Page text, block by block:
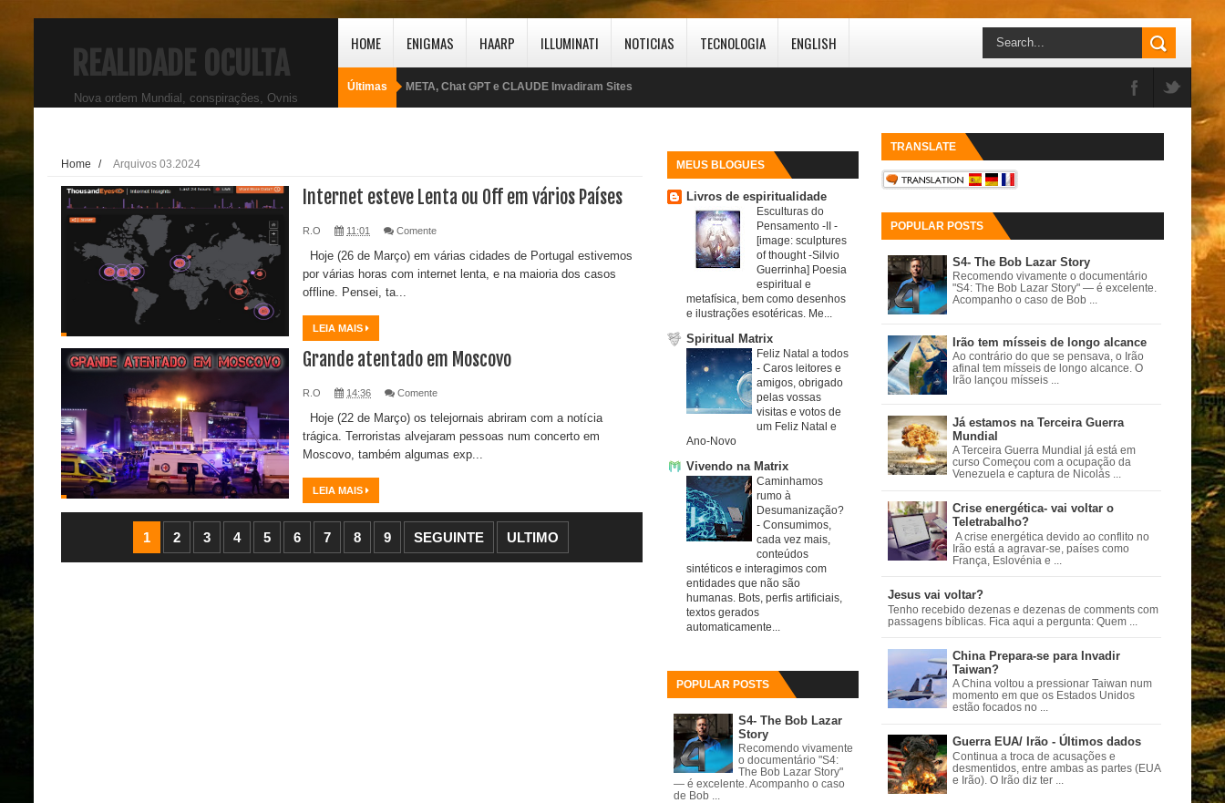
REALIDADE OCULTA
Nova ordem Mundial, conspirações, Ovnis
HOME ENIGMAS HAARP ILLUMINATI NOTICIAS TECNOLOGIA ENGLISH
Últimas META, Chat GPT e CLAUDE Invadiram Sites
Estado Islâmico usa drones com IA
Invasão de Espanha/ Marrocos Apoiou? Mais de 49.000
Alerta: Milhares de Marroquinos passam fronteira com Espanha
EUA estão a esgotar stock de Mísseis
Irão atingirá empresas Starlink
Grande movimento de Aviões militares americanos na Europa
Caça F-15 americano foi Derrubado por Drones em formação de Medusa
MEUS BLOGUES
Livros de espiritualidade
Esculturas do
Pensamento -II -
[image: sculptures
of thought -Silvio
Guerrinha] Poesia
espiritual e
metafísica, bem como desenhos
e ilustrações esotéricas. Me...
Spiritual Matrix
Feliz Natal a todos
- Caros leitores e
amigos, obrigado
pelas vossas
visitas e votos de
um Feliz Natal e
Ano-Novo
Vivendo na Matrix
Caminhamos
rumo à
Desumanização?
- Consumimos,
cada vez mais,
conteúdos
sintéticos e interagimos com
entidades que não são
humanas. Bots, perfis artificiais,
textos gerados
automaticamente...
POPULAR POSTS
S4- The Bob Lazar
Story
Recomendo vivamente
o documentário "S4:
The Bob Lazar Story"
— é excelente. Acompanho o caso
de Bob ...
Home / Arquivos 03.2024
Internet esteve Lenta ou Off em vários Países
R.O 11:01 Comente
Hoje (26 de Março) em várias cidades de Portugal estivemos
por várias horas com internet lenta, e na maioria dos casos
offline. Pensei, ta...
LEIA MAIS
Grande atentado em Moscovo
R.O 14:36 Comente
Hoje (22 de Março) os telejornais abriram com a notícia
trágica. Terroristas alvejaram pessoas num concerto em
Moscovo, também algumas exp...
LEIA MAIS
1 2 3 4 5 6 7 8 9 SEGUINTE ULTIMO
TRANSLATE
POPULAR POSTS
S4- The Bob Lazar Story
Recomendo vivamente o documentário
"S4: The Bob Lazar Story" — é excelente.
Acompanho o caso de Bob ...
Irão tem mísseis de longo alcance
Ao contrário do que se pensava, o Irão
afinal tem mísseis de longo alcance. O
Irão lançou mísseis ...
Já estamos na Terceira Guerra
Mundial
A Terceira Guerra Mundial já está em
curso Começou com a ocupação da
Venezuela e captura de Nicolás ...
Crise energética- vai voltar o
Teletrabalho?
A crise energética devido ao conflito no
Irão está a agravar-se, países como
França, Eslovénia e ...
Jesus vai voltar?
Tenho recebido dezenas e dezenas de comments com
passagens bíblicas. Fica aqui a pergunta: Quem ...
China Prepara-se para Invadir
Taiwan?
A China voltou a pressionar Taiwan num
momento em que os Estados Unidos
estão focados no ...
Guerra EUA/ Irão - Últimos dados
Continua a troca de acusações e
desmentidos, entre ambas as partes (EUA
e Irão). O Irão diz ter ...